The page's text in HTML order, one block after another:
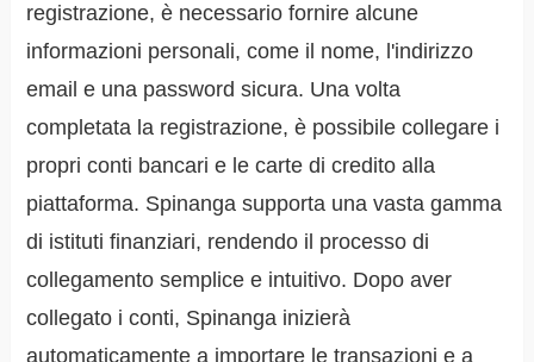
registrazione, è necessario fornire alcune
informazioni personali, come il nome, l'indirizzo
email e una password sicura. Una volta
completata la registrazione, è possibile collegare i
propri conti bancari e le carte di credito alla
piattaforma. Spinanga supporta una vasta gamma
di istituti finanziari, rendendo il processo di
collegamento semplice e intuitivo. Dopo aver
collegato i conti, Spinanga inizierà
automaticamente a importare le transazioni e a